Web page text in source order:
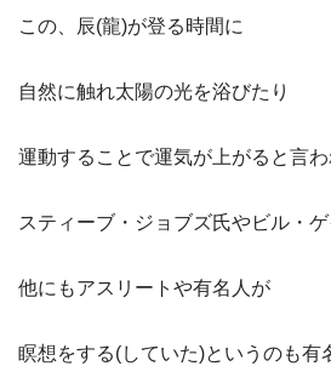
この、辰(龍)が登る時間に
自然に触れ太陽の光を浴びたり
運動することで運気が上がると言わ
スティーブ・ジョブズ氏やビル・
他にもアスリートや有名人が
瞑想をする(していた)というのも有